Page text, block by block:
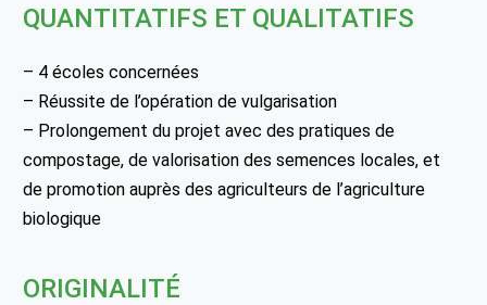
QUANTITATIFS ET QUALITATIFS
– 4 écoles concernées
– Réussite de l’opération de vulgarisation
– Prolongement du projet avec des pratiques de
compostage, de valorisation des semences locales, et
de promotion auprès des agriculteurs de l’agriculture
biologique
ORIGINALITÉ